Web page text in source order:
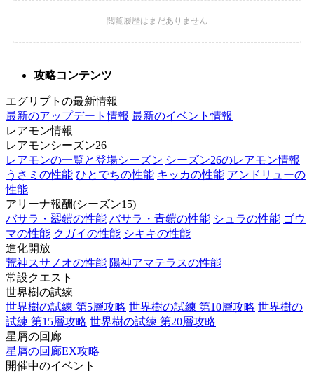
攻略コンテンツ
エグリプトの最新情報
最新のアップデート情報 最新のイベント情報
レアモン情報
レアモンシーズン26
レアモンの一覧と登場シーズン シーズン26のレアモン情報
うさミの性能 ひとでちの性能 キッカの性能 アンドリューの
性能
アリーナ報酬(シーズン15)
バサラ・翆鎧の性能 バサラ・青鎧の性能 シュラの性能 ゴウ
マの性能 クガイの性能 シキキの性能
進化開放
荒神スサノオの性能 陽神アマテラスの性能
常設クエスト
世界樹の試練
世界樹の試練 第5層攻略 世界樹の試練 第10層攻略 世界樹の
試練 第15層攻略 世界樹の試練 第20層攻略
星屑の回廊
星屑の回廊EX攻略
開催中のイベント